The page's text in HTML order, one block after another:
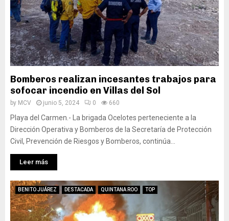
Bomberos realizan incesantes trabajos para
sofocar incendio en Villas del Sol
by MCV junio 5, 2024 0 660
Playa del Carmen.- La brigada Ocelotes perteneciente a la
Dirección Operativa y Bomberos de la Secretaría de Protección
Civil, Prevención de Riesgos y Bomberos, continúa...
Leer más
BENITO JUÁREZ DESTACADA QUINTANA ROO TOP